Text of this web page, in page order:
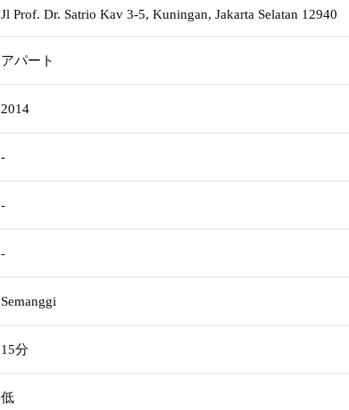
Jl Prof. Dr. Satrio Kav 3-5, Kuningan, Jakarta Selatan 12940
アパート
2014
-
-
-
Semanggi
15分
低